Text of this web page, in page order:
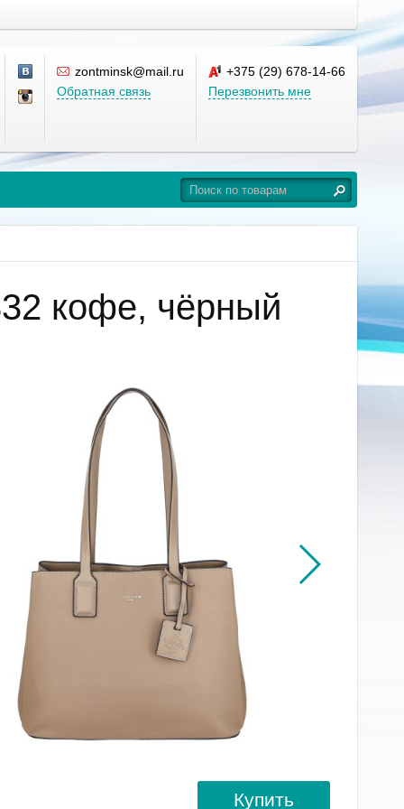
zontminsk@mail.ru
Обратная связь
+375 (29) 678-14-66
Перезвонить мне
кофе, чёрный
Купить